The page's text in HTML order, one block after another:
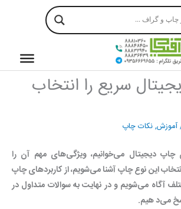
سریع را انتخاب
آموزش,نکات چاپ
چاپ دیجیتال می‌خوانیم، ویژگی‌های مهم آن را
این نوع چاپ آشنا می‌شویم، از کاربردهای چاپ
آگاه می‌شویم و در نهایت به سوالات متداول در
می‌د هیم.